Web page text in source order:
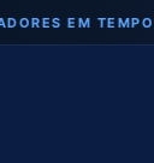
EM TEMPO REAL